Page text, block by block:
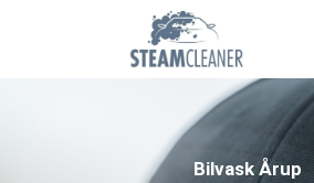
Bilvask Årup